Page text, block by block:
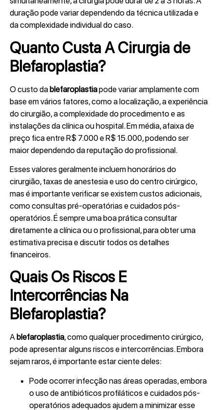
duração pode variar dependendo da técnica utilizada e
da complexidade individual do caso.
Quanto Custa A Cirurgia de
Blefaroplastia?
O custo dablefaroplastiapode variar amplamente com
base em vários fatores, como a localização, a experiência
do cirurgião, a complexidade do procedimento e as
instalações da clínica ou hospital. Em média, afaixa de
preço fica entre R$ 7.000 e R$ 15.000, podendo ser
maior dependendo da reputação do profissional.
Esses valores geralmente incluem honorários do
cirurgião, taxas de anestesia e uso do centro cirúrgico,
mas é importante verificar se existem custos adicionais,
como consultas pré-operatórias e cuidados pós-
operatórios. É sempre uma boa prática consultar
diretamente a clínica ou o profissional, para obter uma
estimativa precisa e discutir todos os detalhes
financeiros.
Quais Os Riscos E
Intercorrências Na
Blefaroplastia?
Ablefaroplastia, como qualquer procedimento cirúrgico,
pode apresentar alguns riscos e intercorrências. Embora
sejam raros, é importante estar ciente deles:
Pode ocorrer infecção nas áreas operadas, embora
o uso de antibióticos profiláticos e cuidados pós-
operatórios adequados ajudem a minimizar esse